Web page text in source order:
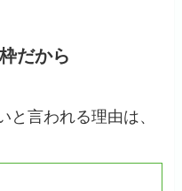
だから
と言われる理由は、